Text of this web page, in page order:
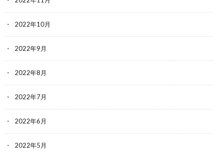
2022年10月
2022年9月
2022年8月
2022年7月
2022年6月
2022年5月